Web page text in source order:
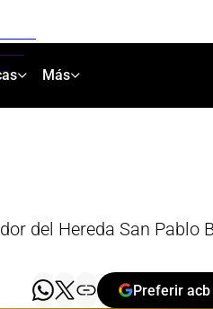
Más
del Hereda San Pablo
Preferir acb